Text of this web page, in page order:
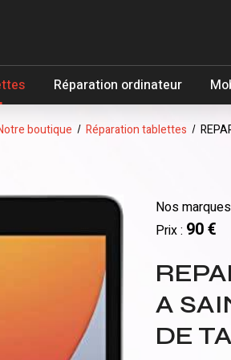
Réparation ordinateur
boutique Réparation tablettes
Nos
Prix : 90 €
A
DE